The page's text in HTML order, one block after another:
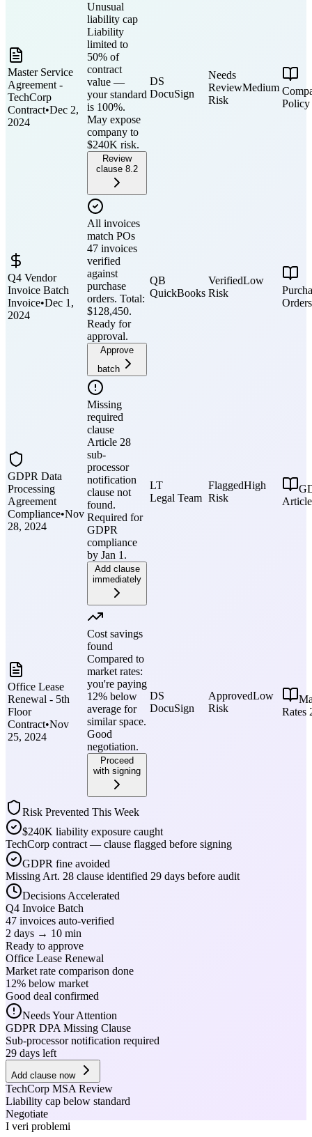
Master Service
Agreement -
TechCorp
Contract•Dec 2,
2024
Unusual
liability cap
Liability
limited to
50% of
contract
value —
your standard
is 100%.
May expose
company to
$240K risk.
Review
clause 8.2
DS
DocuSign
Needs
ReviewMedium
Risk
Policy
Q4 Vendor
Invoice Batch
Invoice•Dec 1,
2024
All invoices
match POs
47 invoices
verified
against
purchase
orders. Total:
$128,450.
Ready for
approval.
Approve
batch
QB
QuickBooks
VerifiedLow
Risk
Orders
GDPR Data
Processing
Agreement
Compliance•Nov
28, 2024
Missing
required
clause
Article 28
sub-
processor
notification
clause not
found.
Required for
GDPR
compliance
by Jan 1.
Add clause
immediately
LT
Legal Team
FlaggedHigh
Risk
Office Lease
Renewal - 5th
Floor
Contract•Nov
25, 2024
Cost savings
found
Compared to
market rates:
you're paying
12% below
average for
similar space.
Good
negotiation.
Proceed
with signing
DS
DocuSign
ApprovedLow
Risk
Rates
Risk Prevented This Week
$240K liability exposure caught
TechCorp contract — clause flagged before signing
GDPR fine avoided
Missing Art. 28 clause identified 29 days before audit
Decisions Accelerated
Q4 Invoice Batch
47 invoices auto-verified
2 days → 10 min
Ready to approve
Office Lease Renewal
Market rate comparison done
12% below market
Good deal confirmed
Needs Your Attention
GDPR DPA Missing Clause
Sub-processor notification required
29 days left
Add clause now
TechCorp MSA Review
Liability cap below standard
Negotiate
I veri problemi